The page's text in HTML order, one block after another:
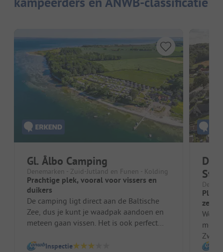
Gl. Ålbo Camping
Denemarken - Zuid-Jutland en Funen - Kolding
Prachtige plek, vooral voor vissers en
duikers
De camping ligt direct aan de Baltische
Zee, dus je kunt je waadpak aandoen en
meteen gaan vissen. Het is ook perfect
Inspectie
We
met
de